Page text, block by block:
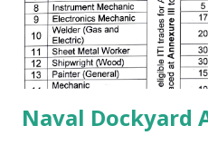
ఐ.టి.ఐ పూర్తి చేసినదగ్గరనుండే
Naval Dockyard